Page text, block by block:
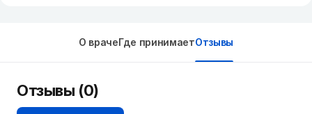
О врачеГде принимаетОтзывы
Отзывы (0)